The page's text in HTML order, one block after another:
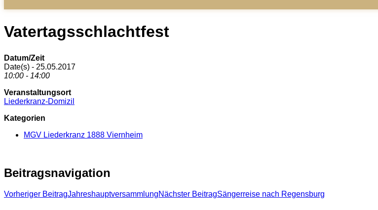
Vatertagsschlachtfest
Datum/Zeit
Date(s) - 25.05.2017
10:00 - 14:00
Veranstaltungsort
Liederkranz-Domizil
Kategorien
MGV Liederkranz 1888 Viernheim
Beitragsnavigation
Vorheriger BeitragJahreshauptversammlungNächster BeitragSängerreise nach Regensburg